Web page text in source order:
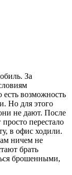
За
есть возможность
Но для этого
не дают. После
перестало
в офис ходили.
ничем не
брать
брошенными,